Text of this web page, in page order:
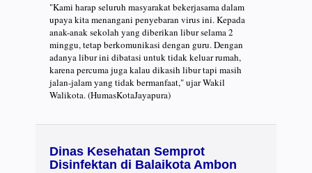
"Kami harap seluruh masyarakat bekerjasama dalam
upaya kita menangani penyebaran virus ini. Kepada
anak-anak sekolah yang diberikan libur selama 2
minggu, tetap berkomunikasi dengan guru. Dengan
adanya libur ini dibatasi untuk tidak keluar rumah,
karena percuma juga kalau dikasih libur tapi masih
jalan-jalam yang tidak bermanfaat," ujar Wakil
Walikota. (HumasKotaJayapura)
Dinas Kesehatan Semprot
Disinfektan di Balaikota Ambon